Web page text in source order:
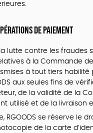
de paiement
lutte contre les fraudes
à la Commande
à tout tiers habilité
aux seules fins de
de la validité de la
utilisé et de la livraison
RGOODS se réserve le
de la carte